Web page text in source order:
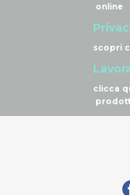
online
scopri
clicca